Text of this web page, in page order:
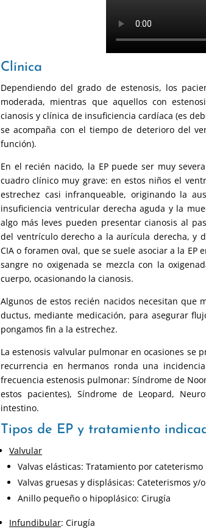
Clínica
Dependiendo del grado de estenosis, los
moderada, mientras que aquellos con
cianosis y clínica de insuficiencia cardíaca (es
se acompaña con el tiempo de deterioro del
función).
En el recién nacido, la EP puede ser muy
cuadro clínico muy grave: en estos niños el
estrechez casi infranqueable, originando la
insuficiencia ventricular derecha aguda y la
algo más leves pueden presentar cianosis al
del ventrículo derecho a la aurícula derecha, y
CIA o foramen oval, que se suele asociar a la
sangre no oxigenada se mezcla con la
cuerpo, ocasionando la cianosis.
Algunos de estos recién nacidos necesitan que
ductus, mediante medicación, para asegurar
pongamos fin a la estrechez.
La estenosis valvular pulmonar en ocasiones
recurrencia en hermanos ronda una
frecuencia estenosis pulmonar: Síndrome de
estos pacientes), Síndrome de Leopard,
intestino.
Tipos de EP y tratamiento
Valvular
Valvas elásticas: Tratamiento por cateterismo
Valvas gruesas y displásicas: Cateterismos y/
Anillo pequeño o hipoplásico: Cirugía
Infundibular: Cirugía